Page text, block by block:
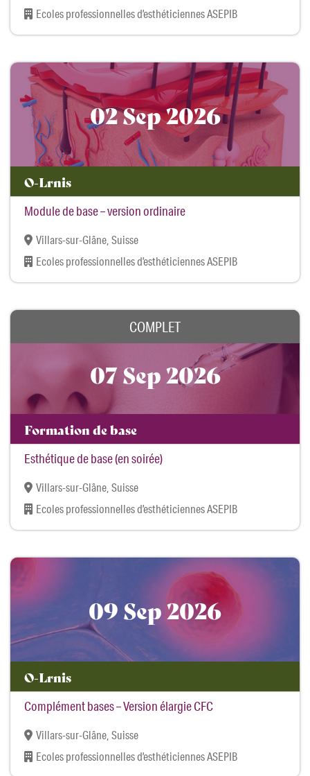
Ecoles professionnelles d’esthéticiennes ASEPIB
02 Sep 2026
O-Lrnis
Module de base – version ordinaire
Villars-sur-Glâne, Suisse
Ecoles professionnelles d’esthéticiennes ASEPIB
COMPLET
07 Sep 2026
Formation de base
Esthétique de base (en soirée)
Villars-sur-Glâne, Suisse
Ecoles professionnelles d’esthéticiennes ASEPIB
09 Sep 2026
O-Lrnis
Complément bases – Version élargie CFC
Villars-sur-Glâne, Suisse
Ecoles professionnelles d’esthéticiennes ASEPIB